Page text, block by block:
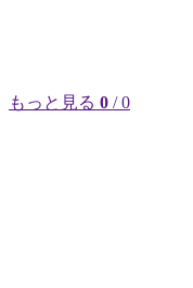
もっと見る 0 / 0